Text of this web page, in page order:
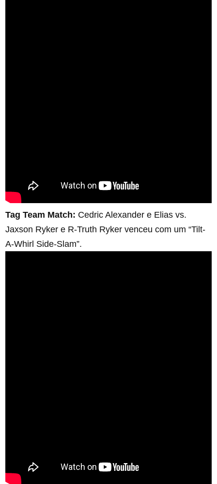
Tag Team Match: Cedric Alexander e Elias vs.
Jaxson Ryker e R-Truth Ryker venceu com um “Tilt-
A-Whirl Side-Slam”.